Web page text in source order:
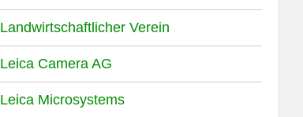
Landwirtschaftlicher Verein
Leica Camera AG
Leica Microsystems